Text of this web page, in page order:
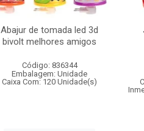
Abajur de tomada led 3d
bivolt melhores amigos
Código: 836344
Embalagem: Unidade
Caixa Com: 120 Unidade(s)